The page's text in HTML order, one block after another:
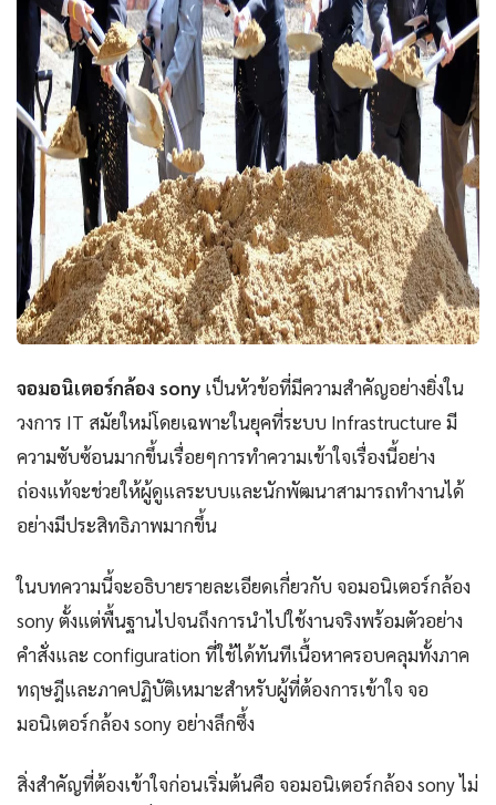
จอมอนิเตอร์กล้อง sony เป็นหัวข้อที่มีความสำคัญอย่างยิ่งใน
วงการ IT สมัยใหม่โดยเฉพาะในยุคที่ระบบ Infrastructure มี
ความซับซ้อนมากขึ้นเรื่อยๆการทำความเข้าใจเรื่องนี้อย่าง
ถ่องแท้จะช่วยให้ผู้ดูแลระบบและนักพัฒนาสามารถทำงานได้
อย่างมีประสิทธิภาพมากขึ้น
ในบทความนี้จะอธิบายรายละเอียดเกี่ยวกับ จอมอนิเตอร์กล้อง
sony ตั้งแต่พื้นฐานไปจนถึงการนำไปใช้งานจริงพร้อมตัวอย่าง
คำสั่งและ configuration ที่ใช้ได้ทันทีเนื้อหาครอบคลุมทั้งภาค
ทฤษฎีและภาคปฏิบัติเหมาะสำหรับผู้ที่ต้องการเข้าใจ จอ
มอนิเตอร์กล้อง sony อย่างลึกซึ้ง
สิ่งสำคัญที่ต้องเข้าใจก่อนเริ่มต้นคือ จอมอนิเตอร์กล้อง sony ไม่